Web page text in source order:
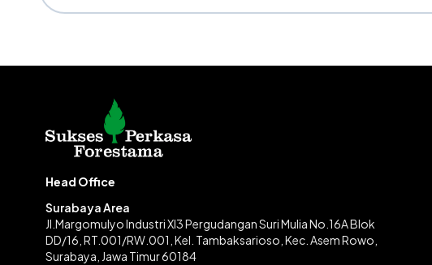
Head Office
Surabaya Area
Jl.Margomulyo Industri XI3 Pergudangan Suri Mulia No.16A Blok
DD/16, RT.001/RW.001, Kel. Tambaksarioso, Kec. Asem Rowo,
Surabaya, Jawa Timur 60184